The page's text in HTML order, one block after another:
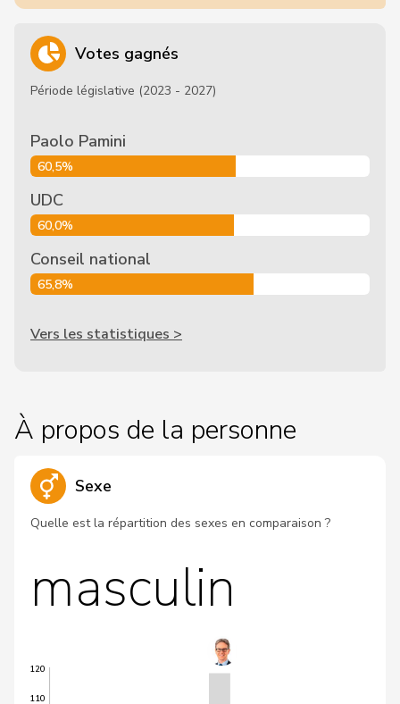
Votes gagnés
Période législative (2023 - 2027)
Paolo Pamini
60,5%
UDC
60,0%
Conseil national
65,8%
Vers les statistiques >
À propos de la personne
Sexe
Quelle est la répartition des sexes en comparaison ?
masculin
110
120